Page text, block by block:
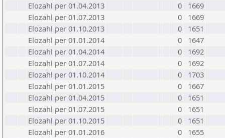
Elozahl per 01.04.2013
0
1669
Elozahl per 01.07.2013
0
1669
Elozahl per 01.10.2013
0
1651
Elozahl per 01.01.2014
0
1647
Elozahl per 01.04.2014
0
1692
Elozahl per 01.07.2014
0
1692
Elozahl per 01.10.2014
0
1703
Elozahl per 01.01.2015
0
1667
Elozahl per 01.04.2015
0
1651
Elozahl per 01.07.2015
0
1651
Elozahl per 01.10.2015
0
1651
Elozahl per 01.01.2016
0
1655